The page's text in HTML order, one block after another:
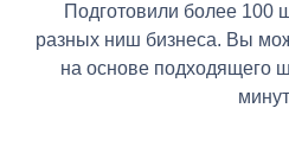
Подготовили более 100
разных ниш бизнеса. Вы
на основе подходящего